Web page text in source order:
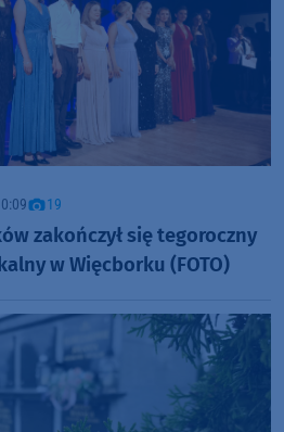
19
zakończył się tegoroczny
w Więcborku (FOTO)